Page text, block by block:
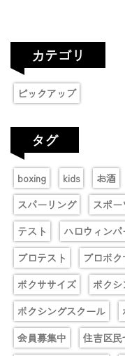
カテゴリ
ピックアップ
タグ
boxing kids お酒
スパーリング
スポー
テスト
ハロウィン
プロテスト
プロボ
ボクササイズ
ボク
ボクシングスクール
会員募集中
住吉区